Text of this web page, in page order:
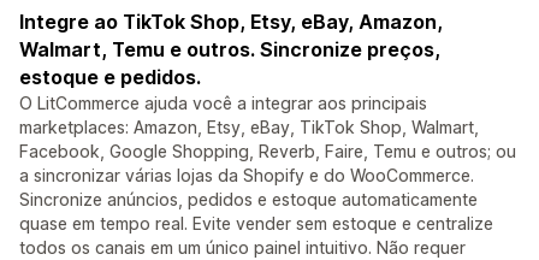
Integre ao TikTok Shop, Etsy, eBay, Amazon,
Walmart, Temu e outros. Sincronize preços,
estoque e pedidos.
O LitCommerce ajuda você a integrar aos principais
marketplaces: Amazon, Etsy, eBay, TikTok Shop, Walmart,
Facebook, Google Shopping, Reverb, Faire, Temu e outros; ou
a sincronizar várias lojas da Shopify e do WooCommerce.
Sincronize anúncios, pedidos e estoque automaticamente
quase em tempo real. Evite vender sem estoque e centralize
todos os canais em um único painel intuitivo. Não requer